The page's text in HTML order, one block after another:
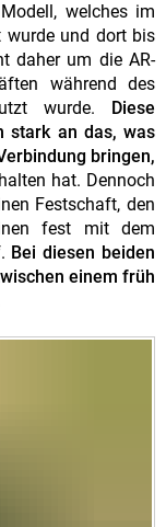
welches im
wurde und dort bis
daher um die AR-
während des
wurde.
Diese
stark an das, was
bringen,
hat. Dennoch
Festschaft, den
fest mit dem
Bei diesen beiden
einem früh